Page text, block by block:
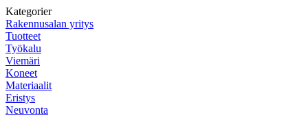
Kategorier
Rakennusalan yritys
Tuotteet
Työkalu
Viemäri
Koneet
Materiaalit
Eristys
Neuvonta